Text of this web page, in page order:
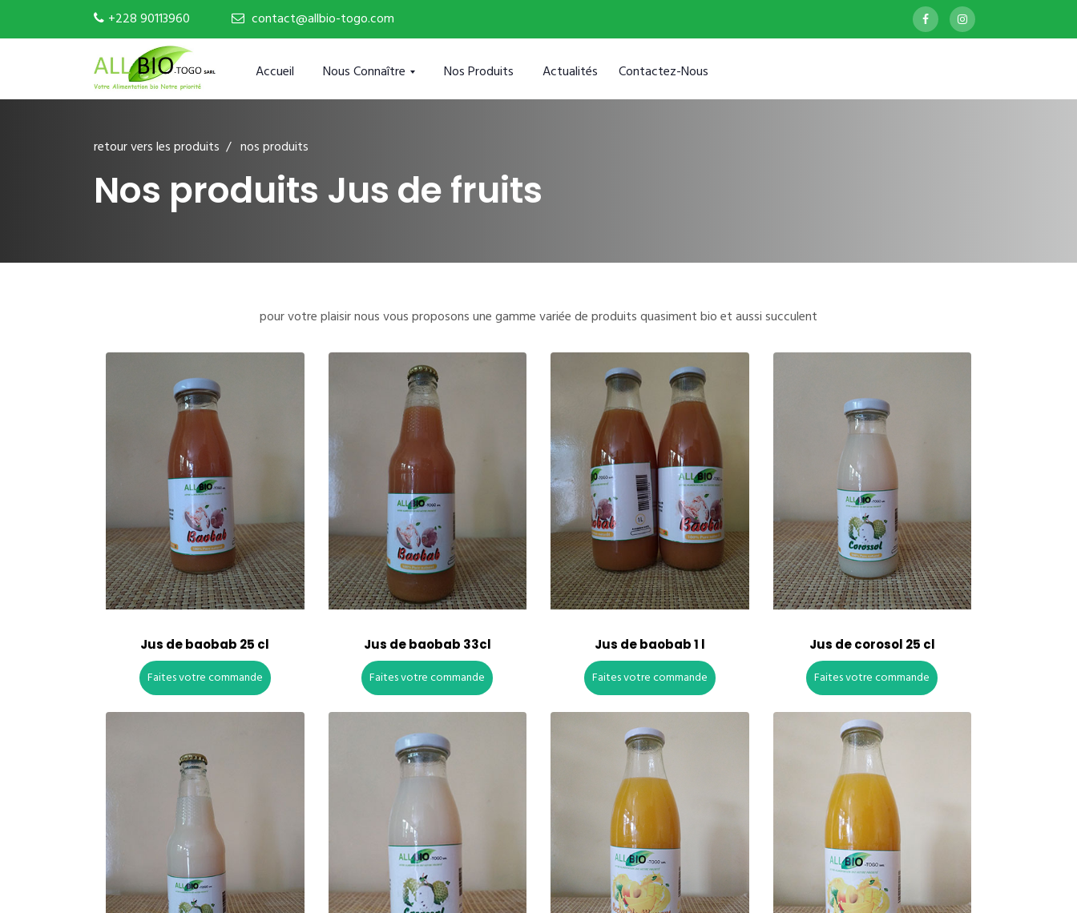
+228 90113960 contact@allbio-togo.com
Accueil Nous Connaître Nos Produits Actualités Contactez-Nous
retour vers les produits / nos produits
Nos produits Jus de fruits
pour votre plaisir nous vous proposons une gamme variée de produits quasiment bio et aussi succulent
Jus de baobab 25 cl
Faites votre commande
Jus de baobab 33cl
Faites votre commande
Jus de baobab 1 l
Faites votre commande
Jus de corosol 25 cl
Faites votre commande